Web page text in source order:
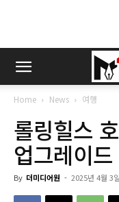
Home News 여행
롤링힐스
업그레이
By 더미디어원 - 2025년 4월 3일